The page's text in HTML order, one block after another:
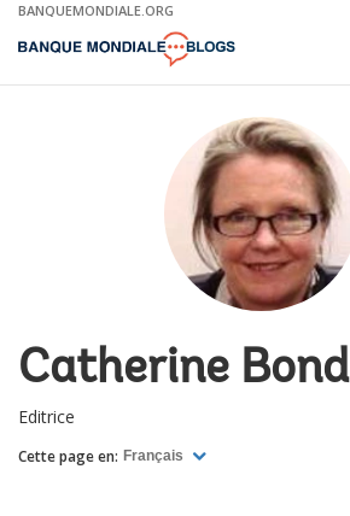
Skip
Main
BANQUEMONDIALE.ORG
Catherine Bond
Editrice
Cette page en: Français